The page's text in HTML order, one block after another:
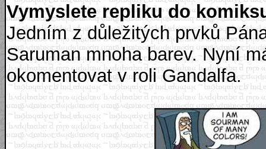
Vymyslete repliku do
Jedním z důležitých prvků
Saruman mnoha barev. Nyní
okomentovat v roli Gandalfa.